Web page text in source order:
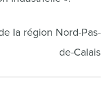
la région Nord-Pas-
de-Calais